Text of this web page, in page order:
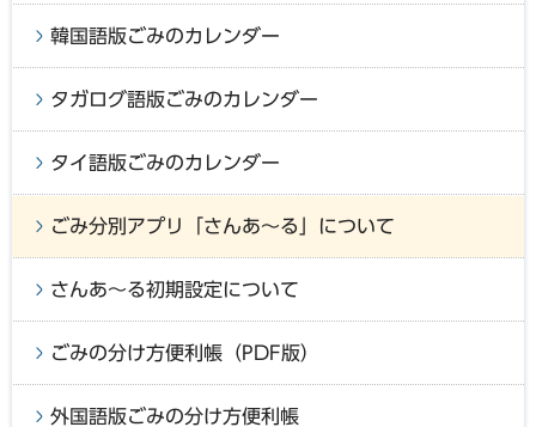
韓国語版ごみのカレンダー
タガログ語版ごみのカレンダー
タイ語版ごみのカレンダー
ごみ分別アプリ「さんあ～る」について
さんあ～る初期設定について
ごみの分け方便利帳（PDF版）
外国語版ごみの分け方便利帳